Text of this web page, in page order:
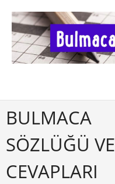
BULMACA
SÖZLÜĞÜ VE
CEVAPLARI